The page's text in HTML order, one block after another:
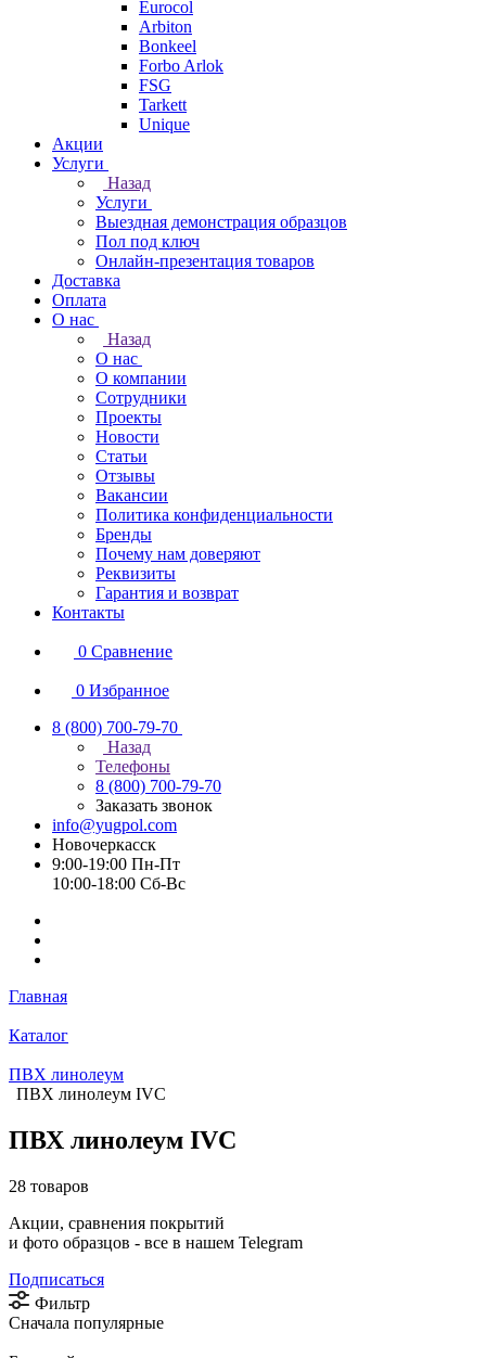
Eurocol
Arbiton
Bonkeel
Forbo Arlok
FSG
Tarkett
Unique
Акции
Услуги
Назад
Услуги
Выездная демонстрация образцов
Пол под ключ
Онлайн-презентация товаров
Доставка
Оплата
О нас
Назад
О нас
О компании
Сотрудники
Проекты
Новости
Статьи
Отзывы
Вакансии
Политика конфиденциальности
Бренды
Почему нам доверяют
Реквизиты
Гарантия и возврат
Контакты
0 Сравнение
0 Избранное
8 (800) 700-79-70
Назад
Телефоны
8 (800) 700-79-70
Заказать звонок
info@yugpol.com
Новочеркаcск
9:00-19:00 Пн-Пт
10:00-18:00 Cб-Вс
Главная
Каталог
ПВХ линолеум
ПВХ линолеум IVC
ПВХ линолеум IVC
28 товаров
Акции, сравнения покрытий
и фото образцов - все в нашем Telegram
Подписаться
Фильтр
Сначала популярные